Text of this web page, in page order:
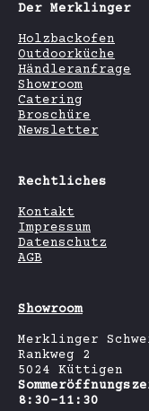
Der Merklinger
Holzbackofen
Outdoorküche
Händleranfrage
Showroom
Catering
Broschüre
Newsletter
Rechtliches
Kontakt
Impressum
Datenschutz
AGB
Showroom
Merklinger
Rankweg 2
5024 Küttigen
8:30-11:30